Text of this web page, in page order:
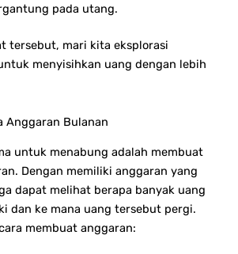
pada utang.
tersebut, mari kita eksplorasi
menyisihkan uang dengan lebih
Anggaran Bulanan
untuk menabung adalah membuat
Dengan memiliki anggaran yang
dapat melihat berapa banyak uang
dan ke mana uang tersebut pergi.
membuat anggaran: